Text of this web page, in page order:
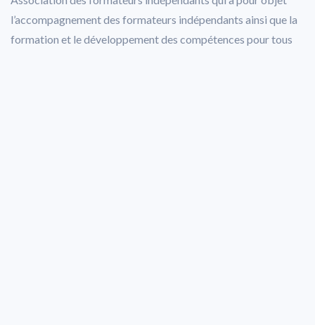
l’accompagnement des formateurs indépendants ainsi que la
formation et le développement des compétences pour tous